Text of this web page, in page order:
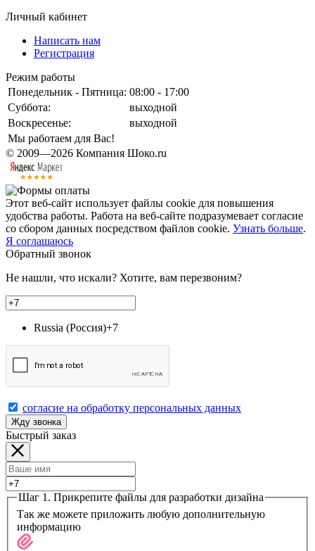
Личный кабинет
Написать нам
Регистрация
Режим работы
Понедельник - Пятница: 08:00 - 17:00
Суббота:
выходной
Воскресенье:
выходной
Мы работаем для Вас!
© 2009—2026 Компания Шоко.ru
Этот веб-сайт использует файлы cookie для повышения
удобства работы. Работа на веб-сайте подразумевает согласие
со сбором данных посредством файлов cookie. Узнать больше.
Я соглашаюсь
Обратный звонок
Не нашли, что искали? Хотите, вам перезвоним?
Russia (Россия)+7
согласие на обработку персональных данных
Жду звонка
Быстрый заказ
Шаг 1. Прикрепите файлы для разработки дизайна
Так же можете приложить любую дополнительную
информацию